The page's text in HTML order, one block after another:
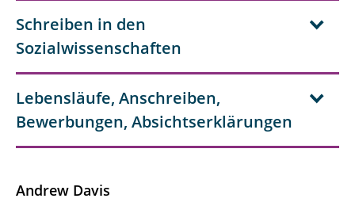
Schreiben in den
Sozialwissenschaften
Lebensläufe, Anschreiben,
Bewerbungen, Absichtserklärungen
Andrew Davis